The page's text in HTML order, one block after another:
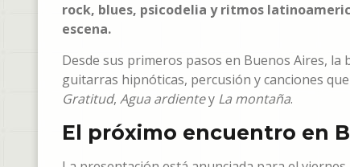
rock, blues, psicodelia y ritmos
escena.
Desde sus primeros pasos en Buenos Aires,
guitarras hipnóticas, percusión y canciones
Gratitud, Agua ardientey La montaña.
El próximo encuentro en